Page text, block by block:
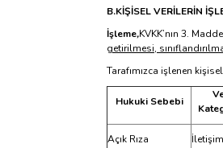
B.KİŞİSEL VERİLERİN
İşleme,KVKK’nın 3.
getirilmesi,
Tarafımızca işlenen
Hukuki Sebebi
Açık Rıza